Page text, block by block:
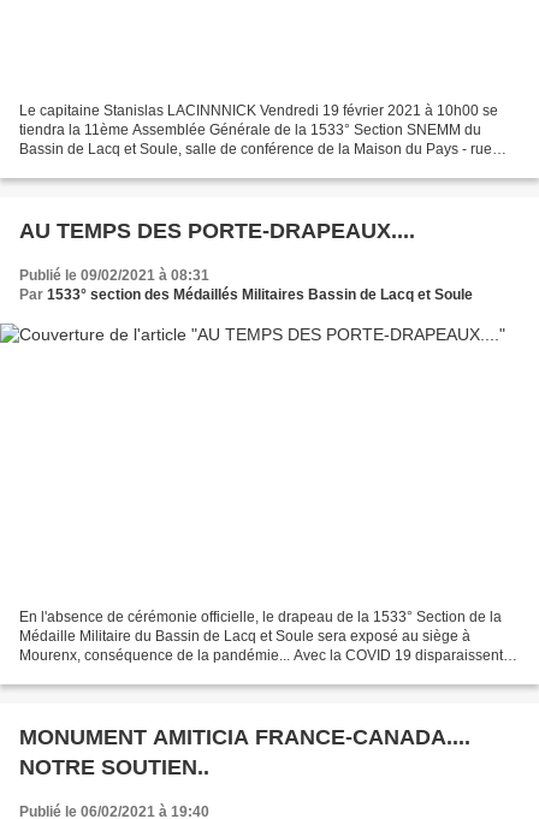
Le capitaine Stanislas LACINNNICK Vendredi 19 février 2021 à 10h00 se
tiendra la 11ème Assemblée Générale de la 1533° Section SNEMM du
Bassin de Lacq et Soule, salle de conférence de la Maison du Pays - rue
AU TEMPS DES PORTE-DRAPEAUX....
Publié le 09/02/2021 à 08:31
Par 1533° section des Médaillés Militaires Bassin de Lacq et Soule
En l'absence de cérémonie officielle, le drapeau de la 1533° Section de la
Médaille Militaire du Bassin de Lacq et Soule sera exposé au siège à
Mourenx, conséquence de la pandémie... Avec la COVID 19 disparaissent
MONUMENT AMITICIA FRANCE-CANADA....
NOTRE SOUTIEN..
Publié le 06/02/2021 à 19:40